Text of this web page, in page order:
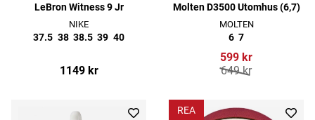
LeBron Witness 9 Jr
NIKE
37.5 38 38.5 39 40
1149 kr
Molten D3500 Utomhus (6,7)
MOLTEN
6 7
599 kr
649 kr
REA